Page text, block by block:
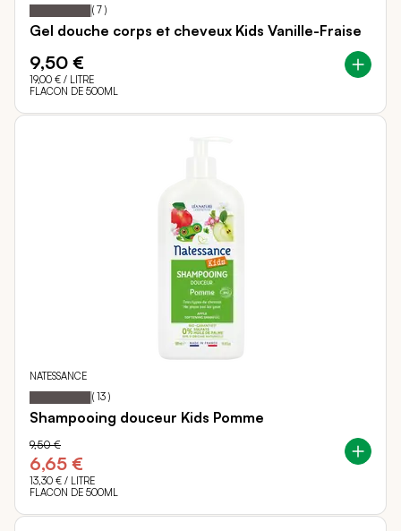
( 7 )
Gel douche corps et cheveux Kids Vanille-Fraise
9,50 €
19,00 € / LITRE
FLACON DE 500ML
NATESSANCE
Notation: 97
% of
( 13 )
Shampooing douceur Kids Pomme
6,65 €
9,50 €
13,30 € / LITRE
FLACON DE 500ML